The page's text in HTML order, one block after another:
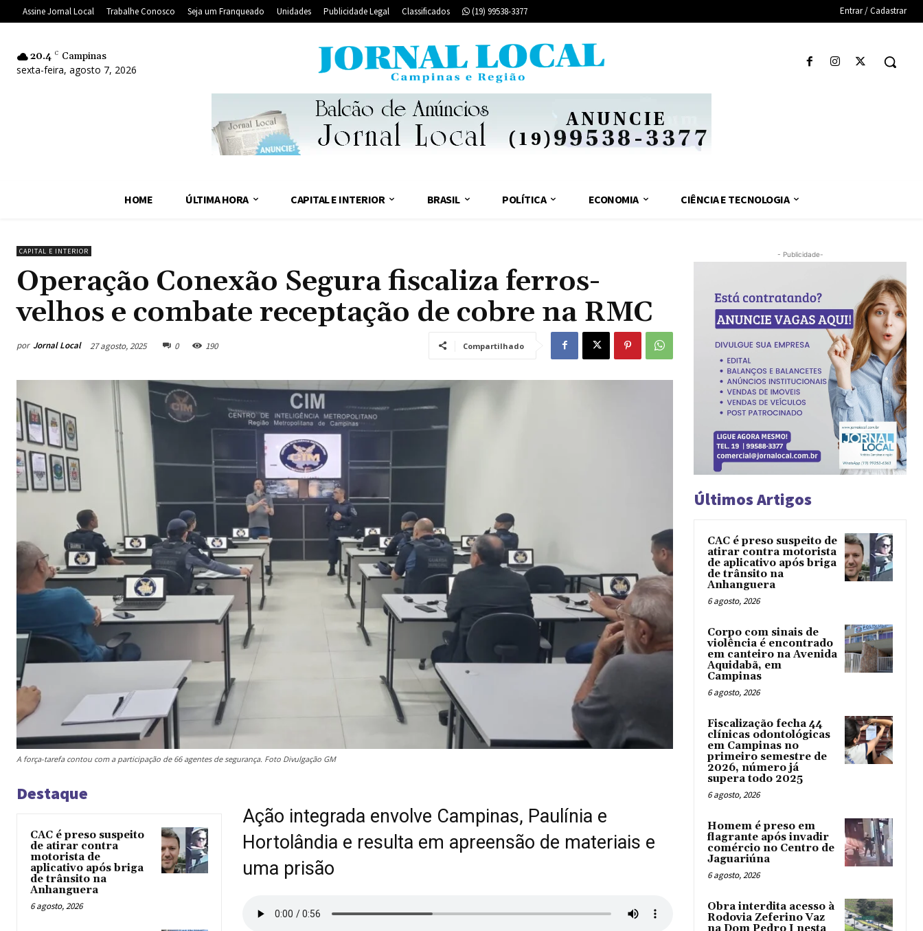
Assine Jornal Local Trabalhe Conosco Seja um Franqueado Unidades Publicidade Legal Classificados (19) 99538-3377 Entrar / Cadastrar
20.4 C Campinas
sexta-feira, agosto 7, 2026
HOME ÚLTIMA HORA CAPITAL E INTERIOR BRASIL POLÍTICA ECONOMIA CIÊNCIA E TECNOLOGIA
CAPITAL E INTERIOR
Operação Conexão Segura fiscaliza ferros-
velhos e combate receptação de cobre na RMC
por Jornal Local 27 agosto, 2025 0 190 Compartilhado
A força-tarefa contou com a participação de 66 agentes de segurança. Foto Divulgação GM
Destaque
CAC é preso suspeito
de atirar contra
motorista de
aplicativo após briga
de trânsito na
Anhanguera
6 agosto, 2026
Ação integrada envolve Campinas, Paulínia e
Hortolândia e resulta em apreensão de materiais e
uma prisão
- Publicidade-
Últimos Artigos
CAC é preso suspeito de
atirar contra motorista
de aplicativo após briga
de trânsito na
Anhanguera
6 agosto, 2026
Corpo com sinais de
violência é encontrado
em canteiro na Avenida
Aquidabã, em
Campinas
6 agosto, 2026
Fiscalização fecha 44
clínicas odontológicas
em Campinas no
primeiro semestre de
2026, número já
supera todo 2025
6 agosto, 2026
Homem é preso em
flagrante após invadir
comércio no Centro de
Jaguariúna
6 agosto, 2026
Obra interdita acesso à
Rodovia Zeferino Vaz